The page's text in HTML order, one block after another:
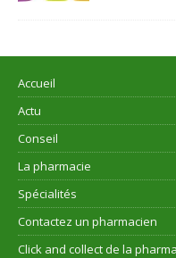
Accueil
Actu
Conseil
La pharmacie
Spécialités
Contactez un pharmacien
Click and collect de la